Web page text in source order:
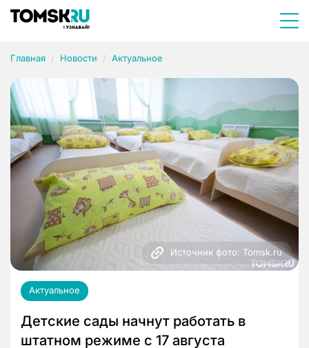
Главная Новости Актуальное
Источник фото: Tomsk.ru
Актуальное
Детские сады начнут работать в
штатном режиме с 17 августа